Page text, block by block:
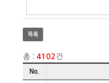
목록
총 : 4102 건
게시글
No.